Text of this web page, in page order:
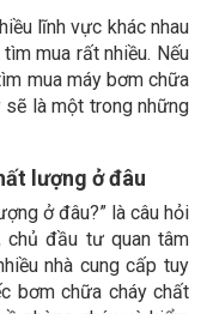
lĩnh vực khác nhau
mua rất nhiều. Nếu
mua máy bơm chữa
sẽ là một trong những
lượng ở đâu
ở đâu?” là câu hỏi
chủ đầu tư quan tâm
nhà cung cấp tuy
bơm chữa cháy chất